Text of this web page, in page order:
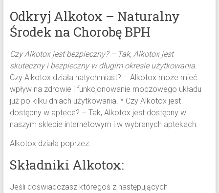
Odkryj Alkotox – Naturalny
Środek na Chorobę BPH
Czy Alkotox jest bezpieczny? – Tak, Alkotox jest
skuteczny i bezpieczny w długim okresie użytkowania.
Czy Alkotox działa natychmiast? – Alkotox może mieć
wpływ na zdrowie i funkcjonowanie moczowego układu
już po kilku dniach użytkowania. * Czy Alkotox jest
dostępny w aptece? – Tak, Alkotox jest dostępny w
naszym sklepie internetowym i w wybranych aptekach.
Alkotox działa poprzez:
Składniki Alkotox:
Jeśli doświadczasz któregoś z następujących